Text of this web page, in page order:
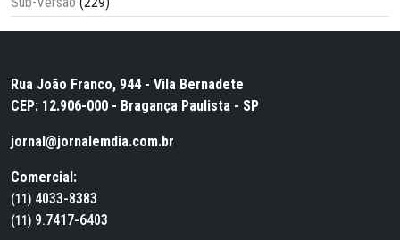
Rua João Franco, 944 - Vila Bernadete
CEP: 12.906-000 - Bragança Paulista - SP
jornal@jornalemdia.com.br
Comercial:
(11) 4033-8383
(11) 9.7417-6403